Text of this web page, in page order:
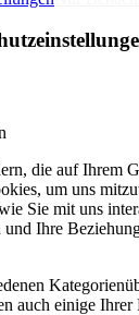
die auf Ihrem
um uns
Sie mit uns
Ihre
auch einige Ihrer